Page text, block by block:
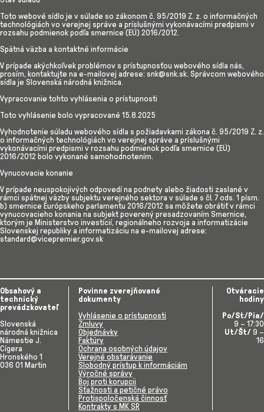
Toto webové sídlo je v súlade so zákonom č. 95/2019 Z. z. o informačných
technológiách vo verejnej správe a príslušnými vykonávacími predpismi v
rozsahu podmienok podľa smernice (EÚ) 2016/2012.
Spätná väzba a kontaktné informácie
V prípade akýchkoľvek problémov s prístupnosťou webového sídla nás,
prosím, kontaktujte na e-mailovej adrese: snk@snk.sk. Správcom webového
sídla je Slovenská národná knižnica.
Vypracovanie tohto vyhlásenia o prístupnosti
Toto vyhlásenie bolo vypracované 15.8.2025
Vyhodnotenie súladu webového sídla s požiadavkami zákona č. 95/2019 Z. z.
o informačných technológiách vo verejnej správe a príslušnými
vykonávacími predpismi v rozsahu podmienok podľa smernice (EÚ)
2016/2012 bolo vykonané samohodnotením.
Vynucovacie konanie
V prípade neuspokojivých odpovedí na podnety alebo žiadosti zaslané v
rámci spätnej väzby subjektu verejného sektora v súlade s čl. 7 ods. 1 písm.
b) smernice Európskeho parlamentu 2016/2012 sa môžete obrátiť v rámci
vynucovacieho konania na subjekt poverený presadzovaním Smernice,
ktorým je Ministerstvo investícií, regionálneho rozvoja a informatizácie
Slovenskej republiky a informatizáciu na e-mailovej adrese:
standard@vicepremier.gov.sk
Obsahový a
technický
prevádzkovateľ
Slovenská
národná knižnica
Námestie J.
Cígera
Hronského 1
036 01 Martin
Povinne zverejňované
dokumenty
Vyhlásenie o prístupnosti
Zmluvy
Objednávky
Faktúry
Ochrana osobných údajov
Verejné obstarávanie
Slobodný prístup k informáciám
Výročné správy
Boj proti korupcii
Sťažnosti a petičné právo
Protispoločenská činnosť
Kontrakty s MK SR
Otváracie
hodiny
Po/St/Pia/
9 – 17:30
Ut/Št/ 9 –
16